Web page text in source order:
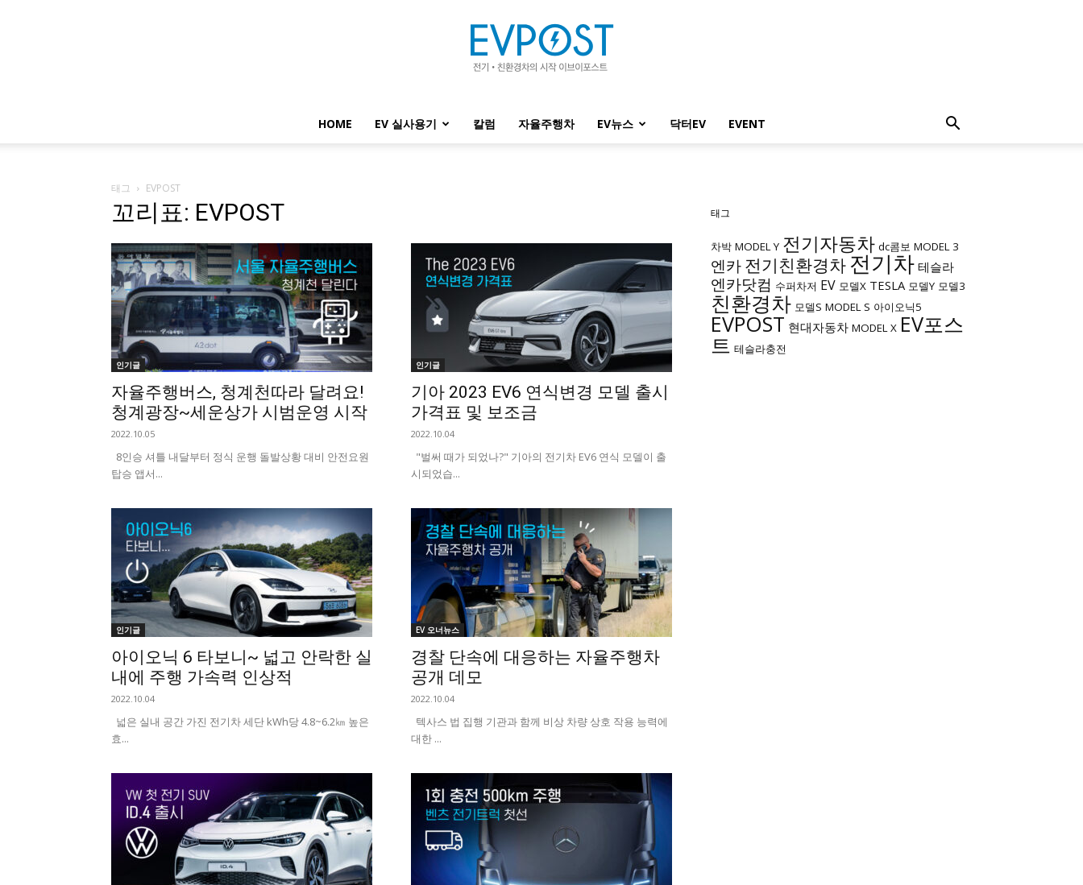
HOME EV 실사용기 칼럼 자율주행차 EV뉴스 닥터EV EVENT
태그 EVPOST
꼬리표: EVPOST
인기글
자율주행버스, 청계천따라 달려요!
청계광장~세운상가 시범운영 시작
2022.10.05
8인승 셔틀 내달부터 정식 운행 돌발상황 대비 안전요원
탑승 앱서...
인기글
기아 2023 EV6 연식변경 모델 출시
가격표 및 보조금
2022.10.04
"벌써 때가 되었나?" 기아의 전기차 EV6 연식 모델이 출
시되었습...
인기글
아이오닉 6 타보니~ 넓고 안락한 실
내에 주행 가속력 인상적
2022.10.04
넓은 실내 공간 가진 전기차 세단 kWh당 4.8~6.2㎞ 높은
효...
EV 오너뉴스
경찰 단속에 대응하는 자율주행차
공개 데모
2022.10.04
텍사스 법 집행 기관과 함께 비상 차량 상호 작용 능력에
대한 ...
태그
차박 MODEL Y 전기자동차 dc콤보 MODEL 3
엔카 전기친환경차 전기차 테슬라
엔카닷컴 수퍼차저 EV 모델X TESLA 모델Y 모델3
친환경차 모델S MODEL S 아이오닉5
EVPOST 현대자동차 MODEL X EV포스
트 테슬라충전